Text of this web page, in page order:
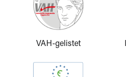
VAH-gelistet